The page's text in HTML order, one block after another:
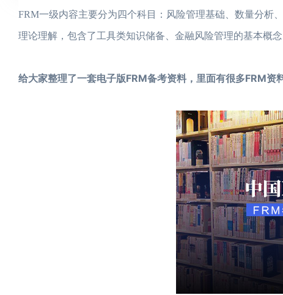
FRM一级内容主要分为四个科目：风险管理基础、数量分析
理论理解，包含了工具类知识储备、金融风险管理的基本概
给大家整理了一套电子版FRM备考资料，里面有很多FRM资